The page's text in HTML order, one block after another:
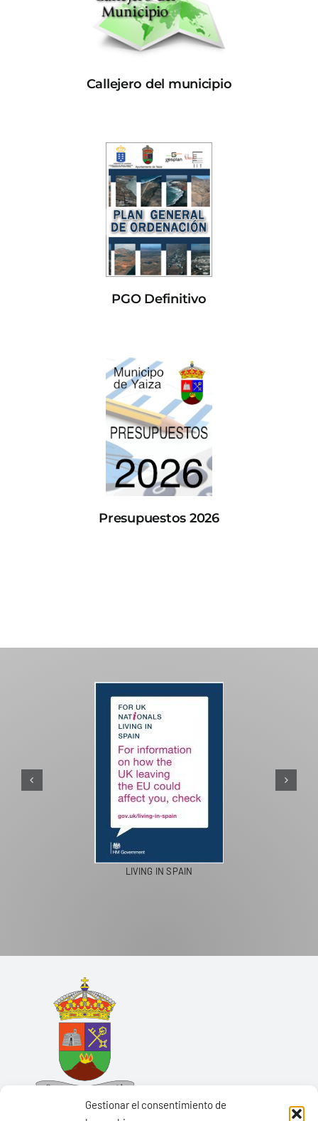
Gestionar el consentimiento de
Callejero del municipio
PGO Definitivo
Presupuestos 2026
LIVING IN SPAIN